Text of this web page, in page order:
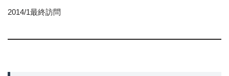
2014/1最終訪問